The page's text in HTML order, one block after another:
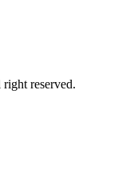
reserved.